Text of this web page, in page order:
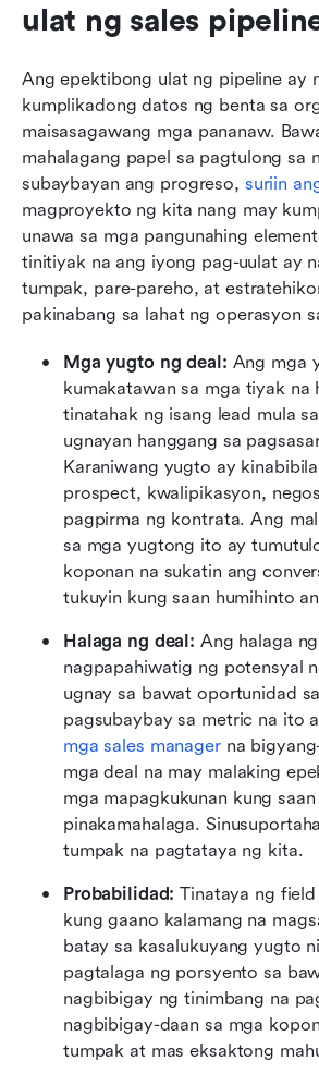
ulat ng sales
Ang epektibong ulat ng pipeline ay
kumplikadong datos ng benta sa
maisasagawang mga pananaw.
mahalagang papel sa pagtulong sa
subaybayan ang progreso, suriin
magproyekto ng kita nang may
unawa sa mga pangunahing
tinitiyak na ang iyong pag-uulat ay
tumpak, pare-pareho, at
pakinabang sa lahat ng operasyon
Mga yugto ng deal: Ang mga
kumakatawan sa mga tiyak na
tinatahak ng isang lead mula
ugnayan hanggang sa
Karaniwang yugto ay
prospect, kwalipikasyon,
pagpirma ng kontrata. Ang
sa mga yugtong ito ay
koponan na sukatin ang
tukuyin kung saan humihinto
Halaga ng deal: Ang halaga
nagpapahiwatig ng potensyal
ugnay sa bawat oportunidad
mga sales manager na
mga deal na may malaking
mga mapagkukunan kung
pinakamahalaga.
tumpak na pagtataya ng kita.
Probabilidad: Tinataya ng
kung gaano kalamang na
batay sa kasalukuyang yugto
pagtalaga ng porsyento sa
nagbibigay ng tinimbang na
nagbibigay-daan sa mga
tumpak at mas eksaktong